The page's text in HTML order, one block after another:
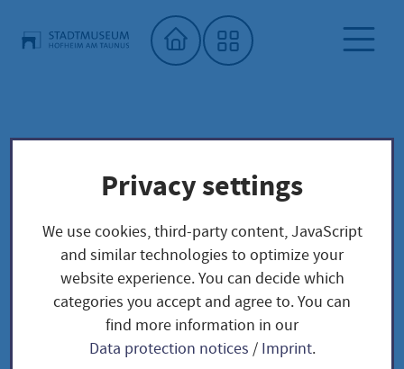
Home"
Sonderausstellungen 2026 - 2030
Sonderausstellungen
2026 - 2030
Privacy settings
We use cookies, third-party content, JavaScript
and similar technologies to optimize your
website experience. You can decide which
categories you accept and agree to. You can
find more information in our
Data protection notices / Imprint.